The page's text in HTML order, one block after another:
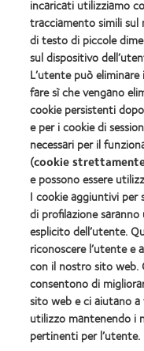
Lenti a contatto e
Nuovo utilizzatore
Portatore esperto
Su Di Noi
Opportunità di
Centro notizie
Legal
Informativa sulla
Informativa sui
Politica sui
Gestisci preferenze
incaricati utilizziamo
tracciamento simili
di testo di piccole
sul dispositivo
L’utente può
fare sì che vengano
cookie persistenti
e per i cookie di
necessari per il
(cookie
e possono essere
I cookie aggiuntivi per
di profilazione
esplicito dell’utente.
riconoscere l’utente e
con il nostro sito web.
consentono di
sito web e ci aiutano
utilizzo mantenendo i
pertinenti per l’utente.